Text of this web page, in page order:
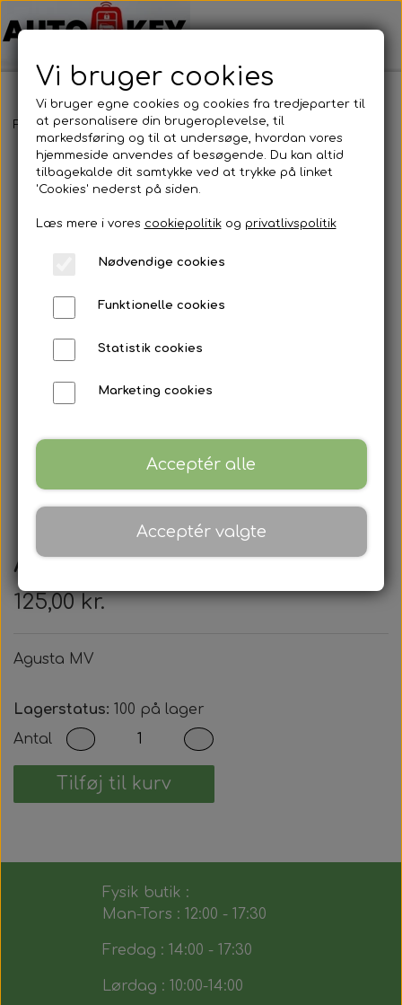
Forside Motorcykel nøgler Agusta MV Agusta MV
Agusta MV
125,00 kr.
Agusta MV
Lagerstatus: 100 på lager
Antal
Tilføj til kurv
Fysik butik :
Man-Tors : 12:00 - 17:30
Fredag : 14:00 - 17:30
Lørdag : 10:00-14:00
Vi bruger cookies
Vi bruger egne cookies og cookies fra tredjeparter til
at personalisere din brugeroplevelse, til
markedsføring og til at undersøge, hvordan vores
hjemmeside anvendes af besøgende. Du kan altid
tilbagekalde dit samtykke ved at trykke på linket
'Cookies' nederst på siden.
Læs mere i vores cookiepolitikog privatlivspolitik
Nødvendige cookies
Funktionelle cookies
Statistik cookies
Marketing cookies
Acceptér alle
Acceptér valgte